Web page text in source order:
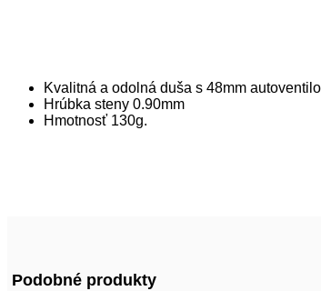
Kvalitná a odolná duša s 48mm
Hrúbka steny 0.90mm
Hmotnosť 130g.
Podobné produkty